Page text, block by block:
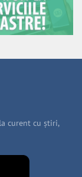
curent cu știri,